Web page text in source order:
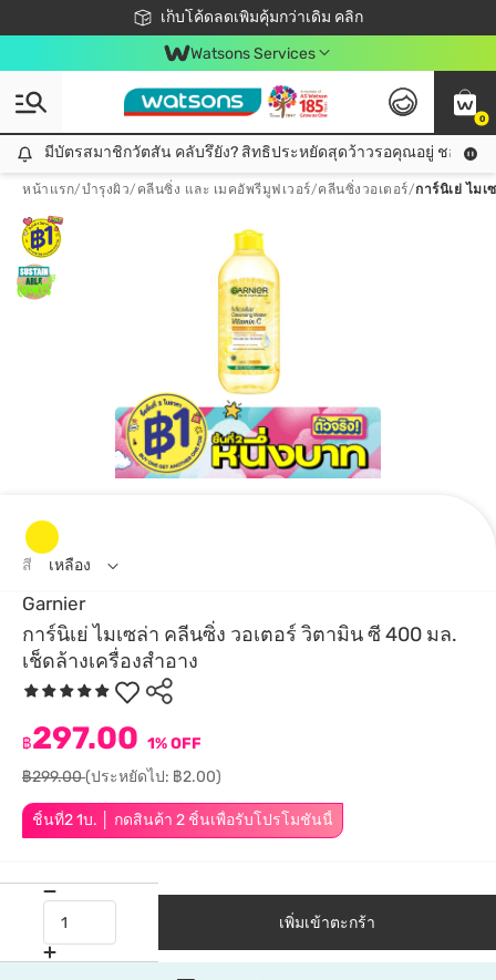
เก็บโค้ดลดเพิ่มคุ้มกว่าเดิม คลิก
ชอปออนไลน์ครั้งแรก ลดเพิ่มจุก ๆ 10%! 🎉
📦ส่งฟรี! เมื่อชอป 499฿
สมาชิกวัตสัน คลับดียังไง?
Watsons Services
0
มีบัตรสมาชิกวัตสัน คลับรึยัง? สิทธิประหยัดสุดว้าวรอคุณอยู่ ชอปคุ้มกว่าเดิม คลิก!
มีบัตรสมาชิกวัตสัน คลับรึยัง? สิทธิประหยัดสุดว้าวรอคุณอยู่ ชอปคุ้มก
หน้าแรก/บำรุงผิว/ คลีนซิ่ง และ เมคอัพรีมูฟเวอร์/คลีนซิ่งวอเตอร์/การ์นิเย่ ไม
Garnier
การ์นิเย่ ไมเซล่า คลีนซิ่ง วอเตอร์ วิตามิน ซี 400 มล.
เช็ดล้างเครื่องสำอาง
ชิ้นที่2 1บ. │ กดสินค้า 2 ชิ้นเพื่อรับโปรโมชันนี้
฿297.00 1% OFF
฿299.00(ประหยัดไป: ฿2.00)
สี เหลือง
เพิ่มเข้าตะกร้า